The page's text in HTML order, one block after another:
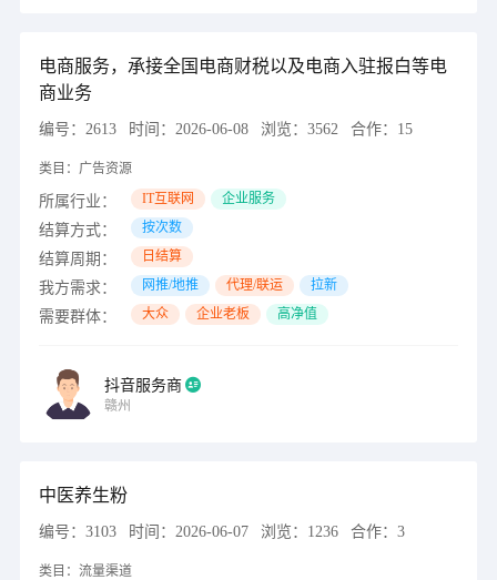
电商服务，承接全国电商财税以及电商入驻报白等电
商业务
编号： 2613 时间： 2026-06-08 浏览： 3562 合作： 15
类目： 广告资源
所属行业： IT互联网 企业服务
结算方式： 按次数
结算周期： 日结算
我方需求： 网推/地推 代理/联运 拉新
需要群体： 大众 企业老板 高净值
抖音服务商
赣州
中医养生粉
编号： 3103 时间： 2026-06-07 浏览： 1236 合作： 3
类目： 流量渠道